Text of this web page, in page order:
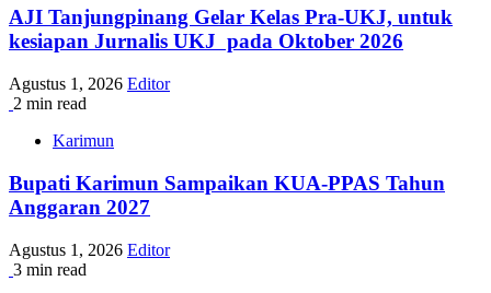
AJI Tanjungpinang Gelar Kelas Pra-UKJ, untuk
kesiapan Jurnalis UKJ pada Oktober 2026
Agustus 1, 2026 Editor
2 min read
Karimun
Bupati Karimun Sampaikan KUA-PPAS Tahun
Anggaran 2027
Agustus 1, 2026 Editor
3 min read